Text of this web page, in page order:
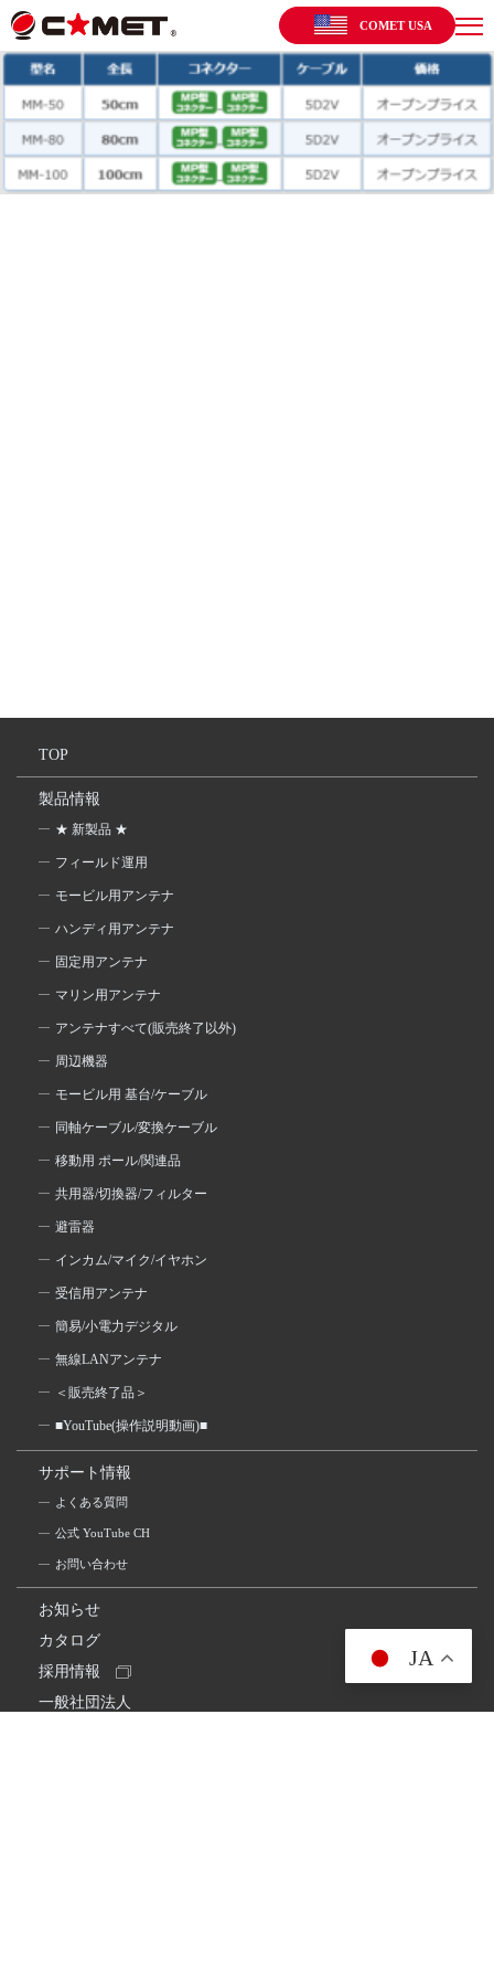
COMET USA
TOP
製品情報
★ 新製品 ★
フィールド運用
モービル用アンテナ
ハンディ用アンテナ
固定用アンテナ
マリン用アンテナ
アンテナすべて(販売終了以外)
周辺機器
モービル用 基台/ケーブル
同軸ケーブル/変換ケーブル
移動用 ポール/関連品
共用器/切換器/フィルター
避雷器
インカム/マイク/イヤホン
受信用アンテナ
簡易/小電力デジタル
無線LANアンテナ
＜販売終了品＞
■YouTube(操作説明動画)■
サポート情報
よくある質問
公式 YouTube CH
お問い合わせ
お知らせ
カタログ
採用情報
一般社団法人
JA